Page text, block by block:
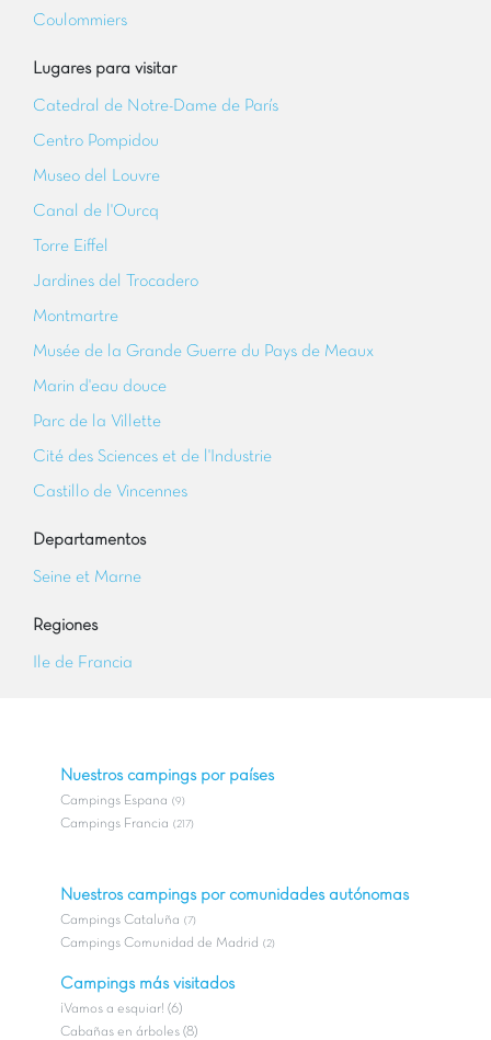
Coulommiers
Lugares para visitar
Catedral de Notre-Dame de París
Centro Pompidou
Museo del Louvre
Canal de l'Ourcq
Torre Eiffel
Jardines del Trocadero
Montmartre
Musée de la Grande Guerre du Pays de Meaux
Marin d'eau douce
Parc de la Villette
Cité des Sciences et de l'Industrie
Castillo de Vincennes
Departamentos
Seine et Marne
Regiones
Ile de Francia
Nuestros campings por países
Campings Espana (9)
Campings Francia (217)
Nuestros campings por comunidades autónomas
Campings Cataluña (7)
Campings Comunidad de Madrid (2)
Campings más visitados
¡Vamos a esquiar! (6)
Cabañas en árboles (8)